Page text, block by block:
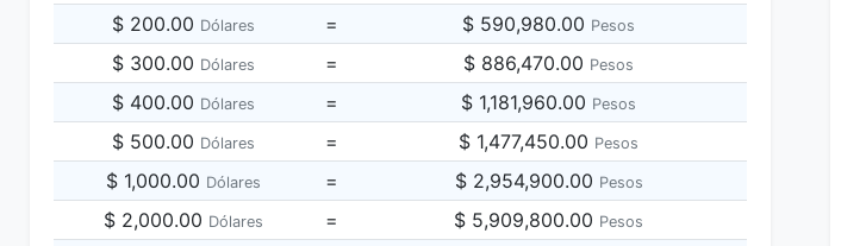
$ 200.00 Dólares = $ 590,980.00 Pesos
$ 300.00 Dólares = $ 886,470.00 Pesos
$ 400.00 Dólares = $ 1,181,960.00 Pesos
$ 500.00 Dólares = $ 1,477,450.00 Pesos
$ 1,000.00 Dólares = $ 2,954,900.00 Pesos
$ 2,000.00 Dólares = $ 5,909,800.00 Pesos